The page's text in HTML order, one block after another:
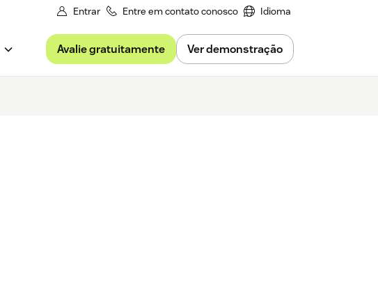
Entrar Entre em contato conosco Idioma
Avalie gratuitamente Ver demonstração